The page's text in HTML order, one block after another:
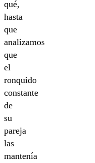
qué,
hasta
que
analizamos
que
el
ronquido
constante
de
su
pareja
las
mantenía